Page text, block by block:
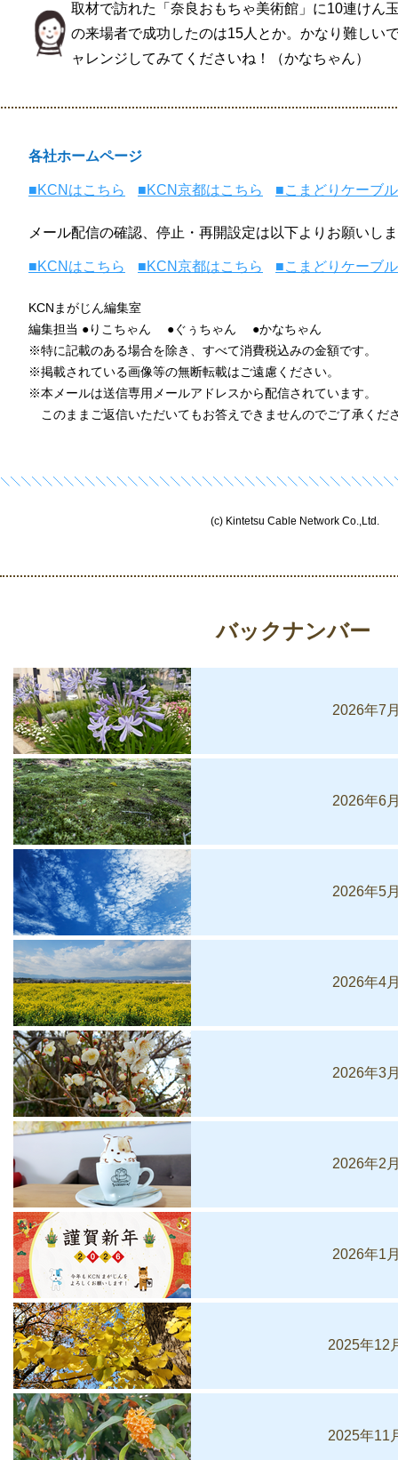
取材で訪れた「奈良おもちゃ美術館」に10連けん
の来場者で成功したのは15人とか。かなり難しい
ャレンジしてみてくださいね！（かなちゃん）
各社ホームページ
■KCNはこちら ■KCN京都はこちら ■こまどりケーブ
メール配信の確認、停止・再開設定は以下よりお願いし
■KCNはこちら ■KCN京都はこちら ■こまどりケーブ
KCNまがじん編集室
編集担当 ●りこちゃん ●ぐぅちゃん ●かなちゃん
※特に記載のある場合を除き、すべて消費税込みの金額です。
※掲載されている画像等の無断転載はご遠慮ください。
※本メールは送信専用メールアドレスから配信されています。
このままご返信いただいてもお答えできませんのでご了承くだ
(c) Kintetsu Cable Network Co.,Ltd.
バックナンバー
2026年7
2026年6
2026年5
2026年4
2026年3
2026年2
2026年1
2025年12
2025年11